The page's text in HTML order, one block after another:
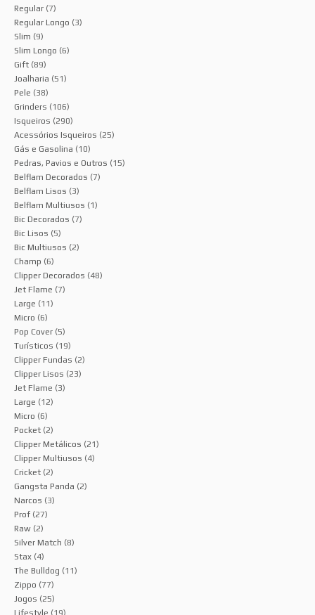
Regular (7)
Regular Longo (3)
Slim (9)
Slim Longo (6)
Gift (89)
Joalharia (51)
Pele (38)
Grinders (106)
Isqueiros (290)
Acessórios Isqueiros (25)
Gás e Gasolina (10)
Pedras, Pavios e Outros (15)
Belflam Decorados (7)
Belflam Lisos (3)
Belflam Multiusos (1)
Bic Decorados (7)
Bic Lisos (5)
Bic Multiusos (2)
Champ (6)
Clipper Decorados (48)
Jet Flame (7)
Large (11)
Micro (6)
Pop Cover (5)
Turísticos (19)
Clipper Fundas (2)
Clipper Lisos (23)
Jet Flame (3)
Large (12)
Micro (6)
Pocket (2)
Clipper Metálicos (21)
Clipper Multiusos (4)
Cricket (2)
Gangsta Panda (2)
Narcos (3)
Prof (27)
Raw (2)
Silver Match (8)
Stax (4)
The Bulldog (11)
Zippo (77)
Jogos (25)
Lifestyle (19)